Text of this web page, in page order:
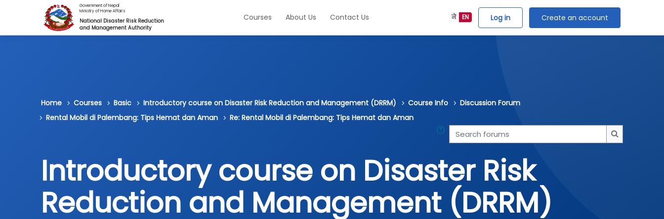
Government of Nepal
Ministry of Home Affairs
National Disaster Risk Reduction
and Management Authority
Courses About Us Contact Us EN
ने Log in Create an account
Skip to main content
Home Courses Basic Introductory course on Disaster Risk Reduction and Management (DRRM) Course Info
Discussion Forum
Rental Mobil di Palembang: Tips Hemat dan Aman
Re: Rental Mobil di Palembang: Tips Hemat dan Aman
Search forums
Search
Introductory course on Disaster Risk
Reduction and Management (DRRM)